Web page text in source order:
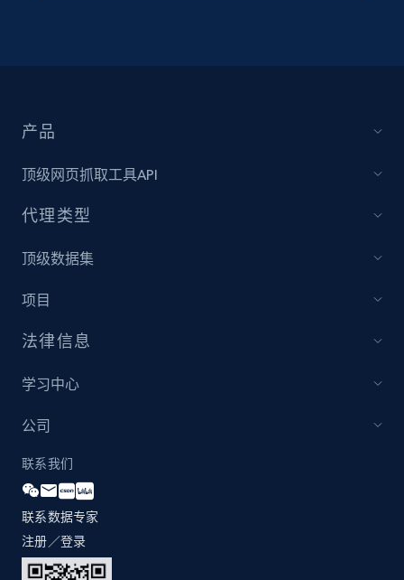
产品
顶级网页抓取工具API
代理类型
顶级数据集
项目
法律信息
学习中心
公司
联系我们
联系数据专家
注册／登录